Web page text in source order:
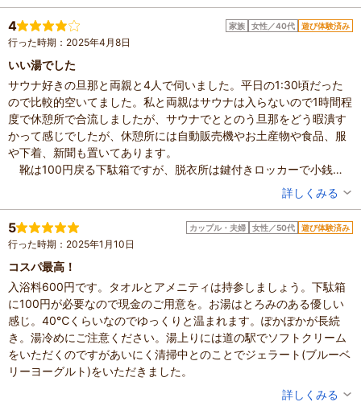
休憩は、広い畳の部屋があります。
今時600円は破格だと思います。
滞在時間：3時間以上
設備の有無：駐車場、トイレ、休憩所
投稿日：2025年8月13日
体験した高評価プラン
●日帰り温泉●県内では珍しい2つの源泉が味わえる！サウ
ナ・水風呂完備♪温泉後は道の駅はがでゆっくりお買い物を
できる(^^♪ファミリーにオススメ！大人（中学生以上） 600円～
※最新のプラン内容はクチコミ投稿時と異なる場合があります。
予約時は必ずプラン詳細をご確認ください。
4 家族 女性／40代 遊び体験済み
行った時期：2025年4月8日
いい湯でした
サウナ好きの旦那と両親と4人で伺いました。平日の1:30頃だった
ので比較的空いてました。私と両親はサウナは入らないので1時間程
度で休憩所で合流しましたが、サウナでととのう旦那をどう暇潰す
かって感じでしたが、休憩所には自動販売機やお土産物や食品、服
や下着、新聞も置いてあります。
靴は100円戻る下駄箱ですが、脱衣所は鍵付きロッカーで小銭は
不必要です。20年程前に1度利用した時は棚とカゴがあって鍵付き
ロッカーは無かった気がしました。ロッカーでだいぶ使いやすく綺
麗に感じました。
内風呂はぬるめで美肌の湯、流水の湯、気泡の湯とあります。露
天風呂は少し温度が上がりますが、丁度良い温度でした。常連さん
の溜まり場は気泡の湯とサウナって印象です。
滞在時間：1～2時間
人数：3人～5人
家族の内訳：親・祖父母、配偶者
投稿日：2025年4月14日
体験した高評価プラン
●日帰り温泉●県内では珍しい2つの源泉が味わえる！サウ
ナ・水風呂完備♪温泉後は道の駅はがでゆっくりお買い物を
できる(^^♪ファミリーにオススメ！大人（中学生以上） 600円～
※最新のプラン内容はクチコミ投稿時と異なる場合があります。
予約時は必ずプラン詳細をご確認ください。
詳しくみる
5 カップル・夫婦 女性／50代 遊び体験済み
行った時期：2025年1月10日
コスパ最高！
入浴料600円です。タオルとアメニティは持参しましょう。下駄箱
に100円が必要なので現金のご用意を。お湯はとろみのある優しい
感じ。40℃くらいなのでゆっくりと温まれます。ぽかぽかが長続
き。湯冷めにご注意ください。湯上りには道の駅でソフトクリーム
をいただくのですがあいにく清掃中とのことでジェラート(ブルーベ
リーヨーグルト)をいただきました。
詳しくみる